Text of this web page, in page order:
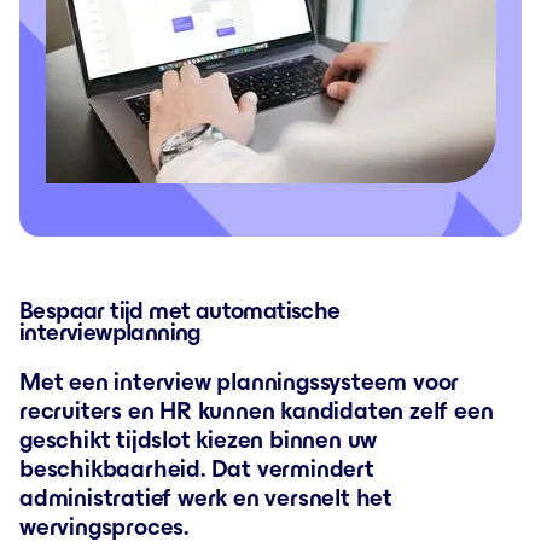
Bespaar tijd met automatische
interviewplanning
Met een interview planningssysteem voor
recruiters en HR kunnen kandidaten zelf een
geschikt tijdslot kiezen binnen uw
beschikbaarheid. Dat vermindert
administratief werk en versnelt het
wervingsproces.